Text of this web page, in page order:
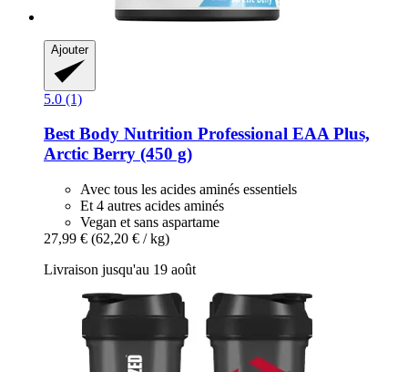
Ajouter
5.0 (1)
Best Body Nutrition Professional EAA Plus,
Arctic Berry (450 g)
Avec tous les acides aminés essentiels
Et 4 autres acides aminés
Vegan et sans aspartame
27,99 € (62,20 € / kg)
Livraison jusqu'au 19 août